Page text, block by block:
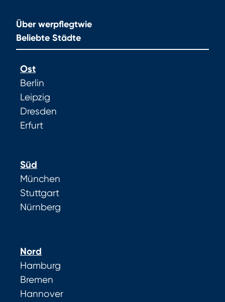
Über werpflegtwie
Beliebte Städte
Ost
Berlin
Leipzig
Dresden
Erfurt
Süd
München
Stuttgart
Nürnberg
Nord
Hamburg
Bremen
Hannover